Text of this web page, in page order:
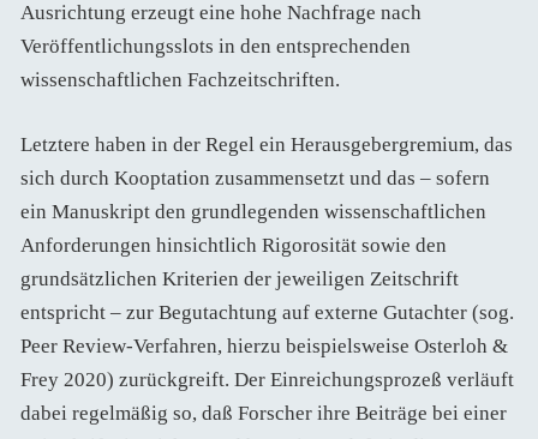
Ausrichtung erzeugt eine hohe Nachfrage nach
Veröffentlichungsslots in den entsprechenden
wissenschaftlichen Fachzeitschriften.
Letztere haben in der Regel ein Herausgebergremium, das
sich durch Kooptation zusammensetzt und das – sofern
ein Manuskript den grundlegenden wissenschaftlichen
Anforderungen hinsichtlich Rigorosität sowie den
grundsätzlichen Kriterien der jeweiligen Zeitschrift
entspricht – zur Begutachtung auf externe Gutachter (sog.
Peer Review-Verfahren, hierzu beispielsweise Osterloh &
Frey 2020) zurückgreift. Der Einreichungsprozeß verläuft
dabei regelmäßig so, daß Forscher ihre Beiträge bei einer